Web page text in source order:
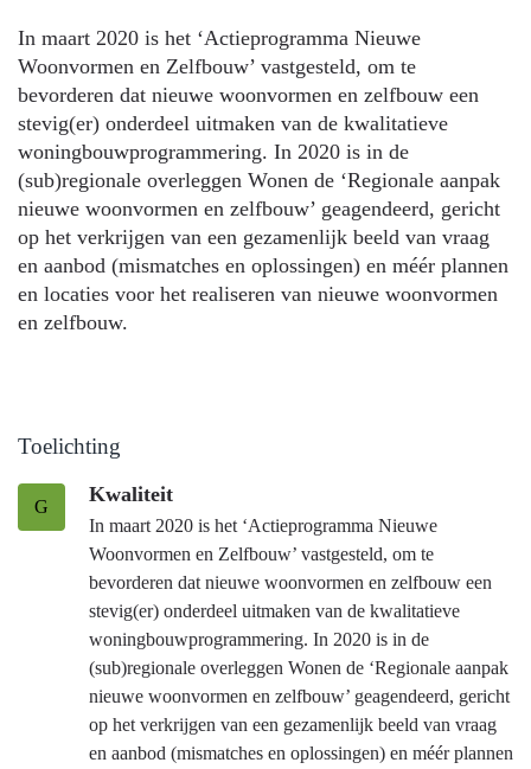
In maart 2020 is het ‘Actieprogramma Nieuwe
Woonvormen en Zelfbouw’ vastgesteld, om te
bevorderen dat nieuwe woonvormen en zelfbouw een
stevig(er) onderdeel uitmaken van de kwalitatieve
woningbouwprogrammering. In 2020 is in de
(sub)regionale overleggen Wonen de ‘Regionale aanpak
nieuwe woonvormen en zelfbouw’ geagendeerd, gericht
op het verkrijgen van een gezamenlijk beeld van vraag
en aanbod (mismatches en oplossingen) en méér plannen
en locaties voor het realiseren van nieuwe woonvormen
en zelfbouw.
Toelichting
G
Kwaliteit
In maart 2020 is het ‘Actieprogramma Nieuwe
Woonvormen en Zelfbouw’ vastgesteld, om te
bevorderen dat nieuwe woonvormen en zelfbouw een
stevig(er) onderdeel uitmaken van de kwalitatieve
woningbouwprogrammering. In 2020 is in de
(sub)regionale overleggen Wonen de ‘Regionale aanpak
nieuwe woonvormen en zelfbouw’ geagendeerd, gericht
op het verkrijgen van een gezamenlijk beeld van vraag
en aanbod (mismatches en oplossingen) en méér plannen